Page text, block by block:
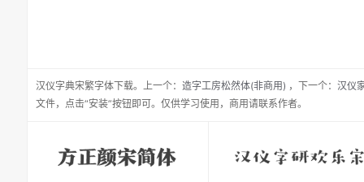
汉仪字典宋繁字体下载。 上一个： 造字工房松然体(非商用) ， 下一个： 汉仪
文件，点击“安装”按钮即可。仅供学习使用，商用请联系作者。